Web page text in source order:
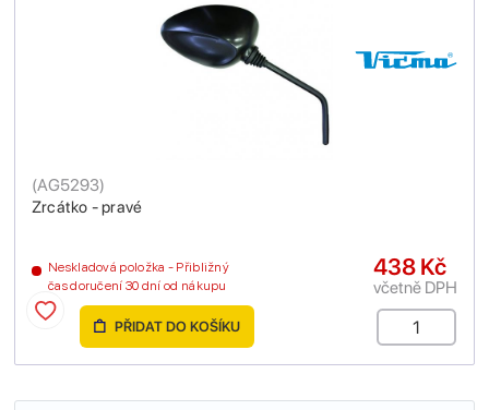
Zrcátko - pravé
(AG5293)
Neskladová položka - Přibližný
čas doručení 30 dní od nákupu
438 Kč
včetně DPH
PŘIDAT DO KOŠÍKU